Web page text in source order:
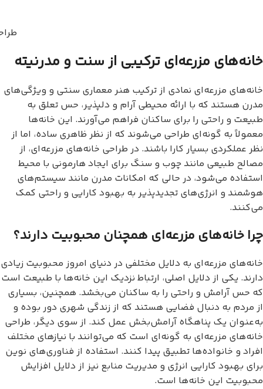
خانه‌های مزرعه‌ای ترکیبی از سنت و مدرنیته
خانه‌های مزرعه‌ای نمادی از ترکیب هنر معماری سنتی و ویژگی‌های
مدرن هستند که با ارائه محیطی آرام و دلپذیر، حس تعلق به
طبیعت و راحتی را برای ساکنان فراهم می‌آورند. این خانه‌ها
معمولاً به گونه‌ای طراحی می‌شوند که از نظر ظاهری ساده، اما از
نظر عملکردی بسیار کارا باشند. در طراحی خانه‌های مزرعه‌ای، از
مصالح طبیعی مانند چوب و سنگ برای ایجاد هارمونی با محیط
استفاده می‌شود، در حالی که امکانات مدرن مانند سیستم‌های
هوشمند و انرژی‌های تجدیدپذیر به بهبود کارایی و راحتی کمک
می‌کنند.
چرا خانه‌های مزرعه‌ای همچنان محبوبیت دارند؟
خانه‌های مزرعه‌ای به دلایل مختلفی در دنیای امروز محبوبیت زیادی
دارند. یکی از دلایل اصلی، ارتباط نزدیک این خانه‌ها با طبیعت است
که حس آرامش و راحتی را به ساکنان می‌بخشد. همچنین، بسیاری
از مردم به دنبال فضایی هستند که از زندگی شهری دور بوده و
به‌عنوان یک پناهگاه آرامش‌بخش عمل کند. از سوی دیگر، طراحی
خانه‌های مزرعه‌ای به گونه‌ای است که می‌توانند با نیازهای مختلف
افراد و خانواده‌ها تطبیق پیدا کنند. استفاده از فناوری‌های نوین
برای بهبود کارایی انرژی و مدیریت منابع نیز از دلایل افزایش
محبوبیت این خانه‌ها است.